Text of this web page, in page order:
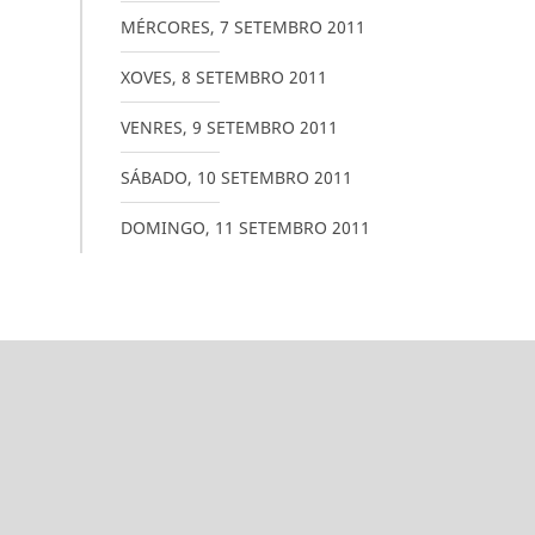
MÉRCORES, 7 SETEMBRO 2011
XOVES, 8 SETEMBRO 2011
VENRES, 9 SETEMBRO 2011
SÁBADO, 10 SETEMBRO 2011
DOMINGO, 11 SETEMBRO 2011